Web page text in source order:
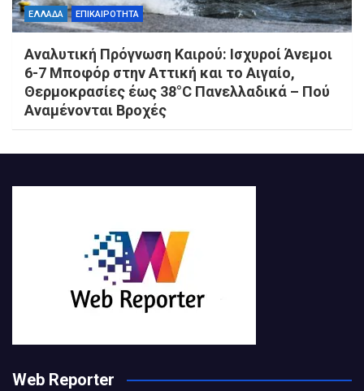
ΕΛΛΑΔΑ ΕΠΙΚΑΙΡΟΤΗΤΑ
Αναλυτική Πρόγνωση Καιρού: Ισχυροί Άνεμοι
6-7 Μποφόρ στην Αττική και το Αιγαίο,
Θερμοκρασίες έως 38°C Πανελλαδικά – Πού
Αναμένονται Βροχές
Web Reporter